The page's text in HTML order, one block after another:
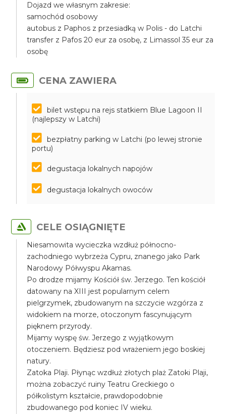
Dojazd we własnym zakresie:
samochód osobowy
autobus z Paphos z przesiadką w Polis - do Latchi
transfer z Pafos 20 eur za osobę, z Limassol 35 eur za
osobę
CENA ZAWIERA
bilet wstępu na rejs statkiem Blue Lagoon II
(najlepszy w Latchi)
bezpłatny parking w Latchi (po lewej stronie
portu)
degustacja lokalnych napojów
degustacja lokalnych owoców
CELE OSIĄGNIĘTE
Niesamowita wycieczka wzdłuż północno-
zachodniego wybrzeża Cypru, znanego jako Park
Narodowy Półwyspu Akamas.
Po drodze mijamy Kościół św. Jerzego. Ten kościół
datowany na XIII jest popularnym celem
pielgrzymek, zbudowanym na szczycie wzgórza z
widokiem na morze, otoczonym fascynującym
pięknem przyrody.
Mijamy wyspę św. Jerzego z wyjątkowym
otoczeniem. Będziesz pod wrażeniem jego boskiej
natury.
Zatoka Plaji. Płynąc wzdłuż złotych plaż Zatoki Plaji,
można zobaczyć ruiny Teatru Greckiego o
półkolistym kształcie, prawdopodobnie
zbudowanego pod koniec IV wieku.